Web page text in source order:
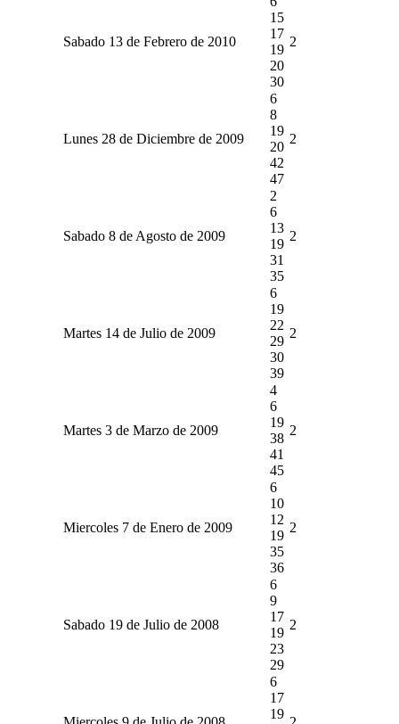
Sabado 13 de Febrero de 2010
15
17
19
20
30
2
Lunes 28 de Diciembre de 2009
6
8
19
20
42
47
2
Sabado 8 de Agosto de 2009
2
6
13
19
31
35
2
Martes 14 de Julio de 2009
6
19
22
29
30
39
2
Martes 3 de Marzo de 2009
4
6
19
38
41
45
2
Miercoles 7 de Enero de 2009
6
10
12
19
35
36
2
Sabado 19 de Julio de 2008
6
9
17
19
23
29
2
6
17
19